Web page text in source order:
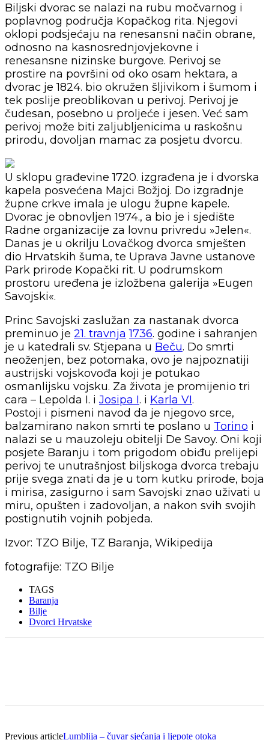
Biljski dvorac se nalazi na rubu močvarnog i
poplavnog područja Kopačkog rita. Njegovi
oklopi podsjećaju na renesansni način obrane,
odnosno na kasnosrednjovjekovne i
renesansne nizinske burgove. Perivoj se
prostire na površini od oko osam hektara, a
dvorac je 1824. bio okružen šljivikom i šumom i
tek poslije preoblikovan u perivoj. Perivoj je
čudesan, posebno u proljeće i jesen. Već sam
perivoj može biti zaljubljenicima u raskošnu
prirodu, dovoljan mamac za posjetu dvorcu.
U sklopu građevine 1720. izgrađena je i dvorska
kapela posvećena Majci Božjoj. Do izgradnje
župne crkve imala je ulogu župne kapele.
Dvorac je obnovljen 1974., a bio je i sjedište
Radne organizacije za lovnu privredu »Jelen«.
Danas je u okrilju Lovačkog dvorca smješten
dio Hrvatskih šuma, te Uprava Javne ustanove
Park prirode Kopački rit. U podrumskom
prostoru uređena je izložbena galerija »Eugen
Savojski«.
Princ Savojski zaslužan za nastanak dvorca
preminuo je 21. travnja 1736. godine i sahranjen
je u katedrali sv. Stjepana u Beču. Do smrti
neoženjen, bez potomaka, ovo je najpoznatiji
austrijski vojskovođa koji je potukao
osmanlijsku vojsku. Za života je promijenio tri
cara – Lepolda I. i Josipa I. i Karla VI.
Postoji i pismeni navod da je njegovo srce,
balzamirano nakon smrti te poslano u Torino i
nalazi se u mauzoleju obitelji De Savoy. Oni koji
posjete Baranju i tom prigodom obiđu prelijepi
perivoj te unutrašnjost biljskoga dvorca trebaju
prije svega znati da je u tom kutku prirode, boja
i mirisa, zasigurno i sam Savojski znao uživati u
miru, opušten i zadovoljan, a nakon svih svojih
postignutih vojnih pobjeda.
Izvor: TZO Bilje, TZ Baranja, Wikipedija
fotografije: TZO Bilje
TAGS
Baranja
Bilje
Dvorci Hrvatske
Previous articleLumblija – čuvar sjećanja i ljepote otoka